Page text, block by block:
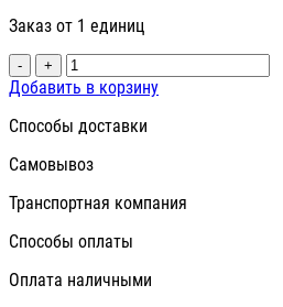
Заказ от 1 единиц
- +
Добавить в корзину
Способы доставки
Самовывоз
Транспортная компания
Способы оплаты
Оплата наличными